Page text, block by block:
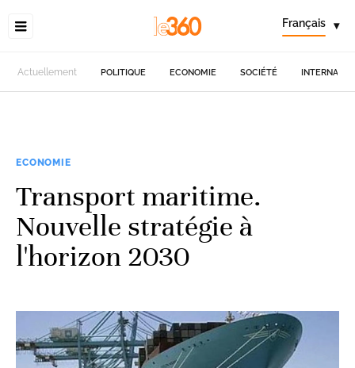
Français ▾
Actuellement POLITIQUE ECONOMIE SOCIÉTÉ
ECONOMIE
Transport maritime.
Nouvelle stratégie à
l'horizon 2030